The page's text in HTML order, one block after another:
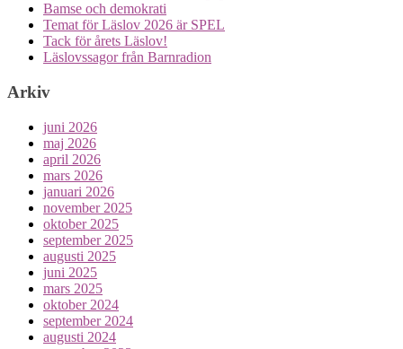
Bamse och demokrati
Temat för Läslov 2026 är SPEL
Tack för årets Läslov!
Läslovssagor från Barnradion
Arkiv
juni 2026
maj 2026
april 2026
mars 2026
januari 2026
november 2025
oktober 2025
september 2025
augusti 2025
juni 2025
mars 2025
oktober 2024
september 2024
augusti 2024